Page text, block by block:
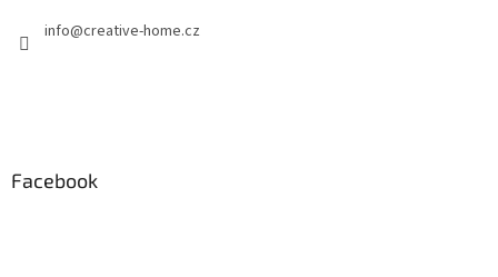
info@creative-home.cz
Facebook